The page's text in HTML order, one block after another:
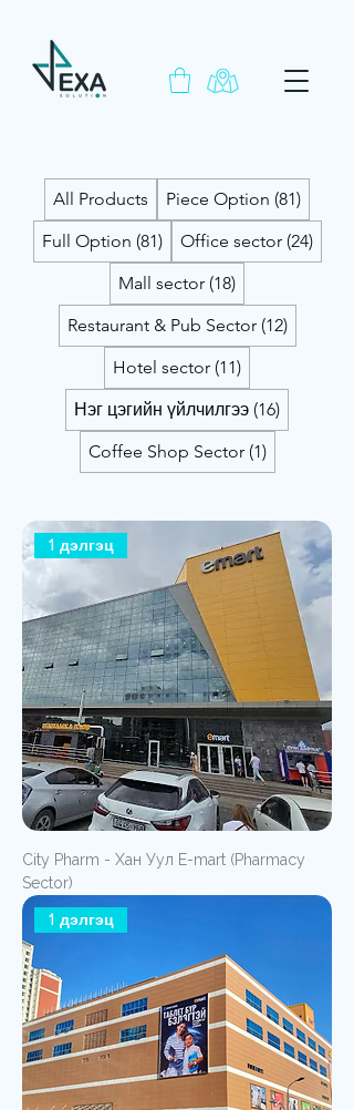
All Products
Piece Option (81)
Full Option (81)
Office sector (24)
Mall sector (18)
Restaurant & Pub Sector (12)
Hotel sector (11)
Нэг цэгийн үйлчилгээ (16)
Coffee Shop Sector (1)
1 дэлгэц
City Pharm - Хан Уул E-mart (Pharmacy
Sector)
1 дэлгэц